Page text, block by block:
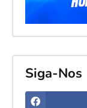
Siga-Nos